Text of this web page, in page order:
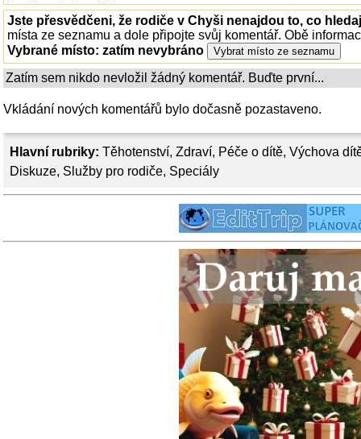
Hlavní rubriky: Těhotenství, Zdraví, Péče o dítě, Výchova
Diskuze, Služby pro rodiče, Speciály
Jste přesvědčeni, že rodiče v Chyši nenajdou to, co
místa ze seznamu a dole připojte svůj komentář. Obě
Vybrané místo: zatím nevybráno
Zatím sem nikdo nevložil žádný komentář. Buďte první...
Vkládání nových komentářů bylo dočasně pozastaveno.